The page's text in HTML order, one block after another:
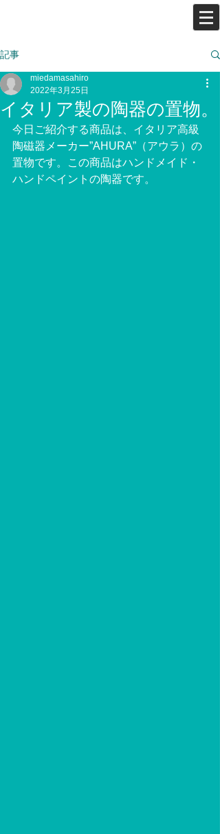
記事
イタリア製の陶器の置物。
miedamasahiro
2022年3月25日
今日ご紹介する商品は、イタリア高級
陶磁器メーカー”AHURA”（アウラ）の
置物です。この商品はハンドメイド・
ハンドペイントの陶器です。